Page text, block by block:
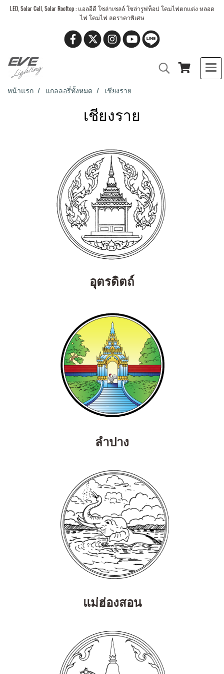
LED, Solar Cell, Solar Rooftop : แอลอีดี โซล่าเซลล์ โซล่ารูฟท็อป โคมไฟตกแต่ง หลอด
ไฟ โคมไฟ ลดราคาพิเศษ
หน้าแรก แกลลอรี่ทั้งหมด เชียงราย
เชียงราย
อุตรดิตถ์
ลำปาง
แม่ฮ่องสอน